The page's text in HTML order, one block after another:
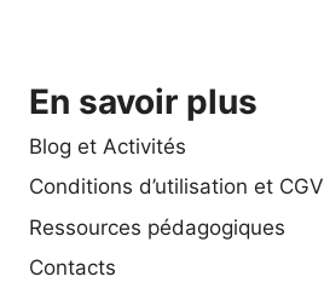
En savoir plus
Blog et Activités
Conditions d’utilisation et CGV
Ressources pédagogiques
Contacts